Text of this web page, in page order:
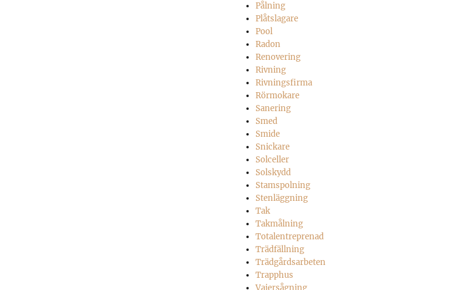
Pålning
Plåtslagare
Pool
Radon
Renovering
Rivning
Rivningsfirma
Rörmokare
Sanering
Smed
Smide
Snickare
Solceller
Solskydd
Stamspolning
Stenläggning
Tak
Takmålning
Totalentreprenad
Trädfällning
Trädgårdsarbeten
Trapphus
Vajersågning